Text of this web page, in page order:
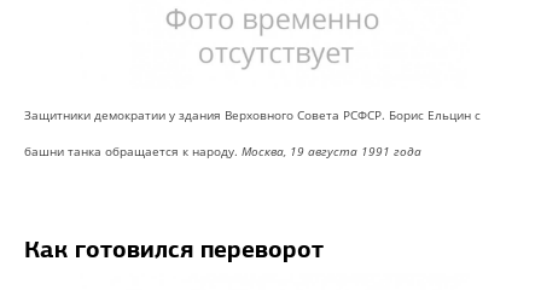
Защитники демократии у здания Верховного Совета РСФСР. Борис Ельцин с
башни танка обращается к народу. Москва, 19 августа 1991 года
Как готовился переворот